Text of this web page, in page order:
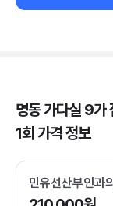
명동 가다실 9가
1회 가격 정보
민유선산부인과